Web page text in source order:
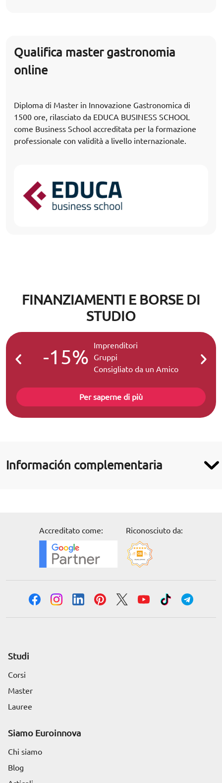
Qualifica master gastronomia
online
Diploma di Master in Innovazione Gastronomica di
1500 ore, rilasciato da EDUCA BUSINESS SCHOOL
come Business School accreditata per la formazione
professionale con validità a livello internazionale.
FINANZIAMENTI E BORSE DI
STUDIO
-15%
Imprenditori
Gruppi
Consigliato da un Amico
-
Per saperne di più
Información complementaria
Accreditato come: Riconosciuto da:
Studi
Corsi
Master
Lauree
Siamo Euroinnova
Chi siamo
Blog